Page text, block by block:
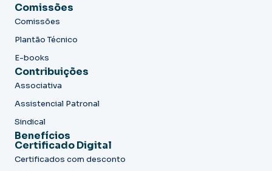
Comissões
Comissões
Plantão Técnico
E-books
Contribuições
Associativa
Assistencial Patronal
Sindical
Benefícios
Certificado Digital
Certificados com desconto